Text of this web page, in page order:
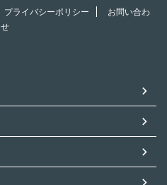
プライバシーポリシー
お問い合わ
せ